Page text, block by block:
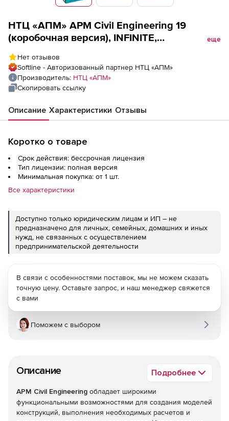
НТЦ «АПМ» APM Civil Engineering 19
(коробочная версия), INFINITE,
проектирование металлических,
железобетонных и армокаменных
конструкций с возможностью расчета
еще
Нет отзывов
Softline - Авторизованный партнер НТЦ «АПМ»
Производитель: НТЦ «АПМ»
Скопировать ссылку
Описание Характеристики Отзывы
Коротко о товаре
Срок действия: бессрочная лицензия
Тип лицензии: полная версия
Минимальная покупка: от 1 шт.
Все характеристики
Доступно только юридическим лицам и ИП – не
предназначено для личных, семейных, домашних и иных
нужд, не связанных с осуществлением
предпринимательской деятельности
Описание Подробнее
APM Civil Engineering обладает широкими
функциональными возможностями для создания моделей
конструкций, выполнения необходимых расчетов и
В связи с особенностями поставок, мы не можем сказать
точную цену. Оставьте запрос, и наш менеджер свяжется
с вами
Поможем с выбором